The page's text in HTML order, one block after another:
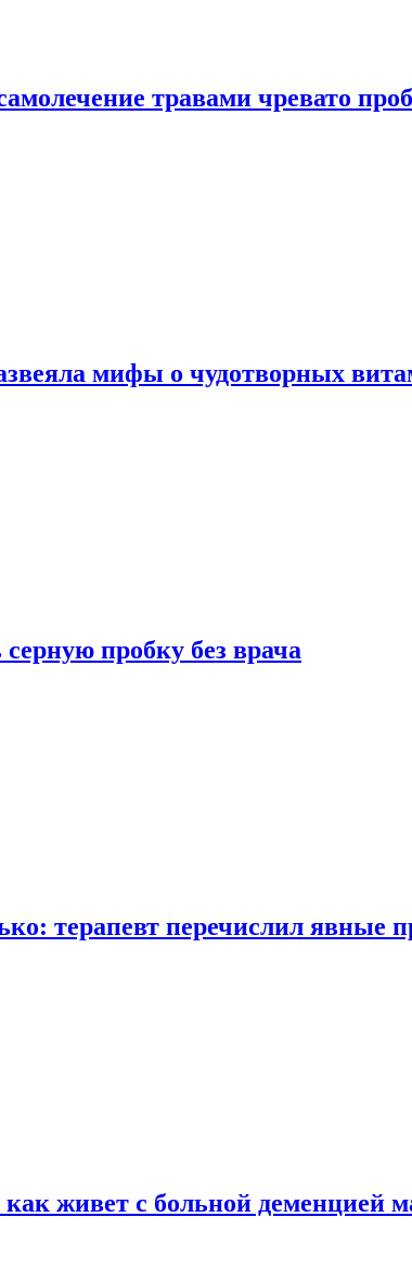
травами чревато
мифы о чудотворных
пробку без врача
терапевт перечислил явные
живет с больной деменцией